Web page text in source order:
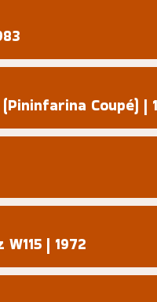
Coupé) |
| 1972